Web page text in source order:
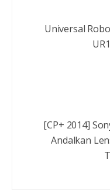
Universal
[CP+ 2014]
Andalkan